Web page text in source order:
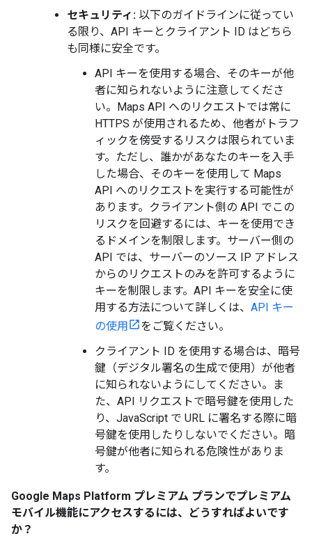
セキュリティ: 以下のガイドラインに従ってい
る限り、API キーとクライアント ID はどちら
も同様に安全です。
API キーを使用する場合、そのキーが他
者に知られないように注意してくださ
い。Maps API へのリクエストでは常に
HTTPS が使用されるため、他者がトラフ
ィックを傍受するリスクは限られていま
す。ただし、誰かがあなたのキーを入手
した場合、そのキーを使用して Maps
API へのリクエストを実行する可能性が
あります。クライアント側の API でこの
リスクを回避するには、キーを使用でき
るドメインを制限します。サーバー側の
API では、サーバーのソース IP アドレス
からのリクエストのみを許可するように
キーを制限します。API キーを安全に使
用する方法について詳しくは、 API キー
の使用
をご覧ください。
クライアント ID を使用する場合は、暗号
鍵（デジタル署名の生成で使用）が他者
に知られないようにしてください。ま
た、API リクエストで暗号鍵を使用した
り、JavaScript で URL に署名する際に暗
号鍵を使用したりしないでください。暗
号鍵が他者に知られる危険性がありま
す。
Google Maps Platform プレミアム プランでプレミアム
モバイル機能にアクセスするには、どうすればよいです
か？